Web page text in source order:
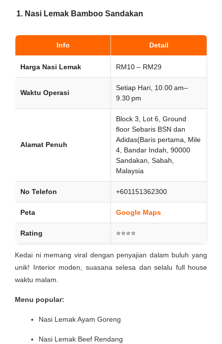
1. Nasi Lemak Bamboo Sandakan
Info Detail
Harga Nasi Lemak RM10 – RM29
Waktu Operasi
Setiap Hari, 10.00 am–
9.30 pm
Alamat Penuh
Block 3, Lot 6, Ground
floor Sebaris BSN dan
Adidas(Baris pertama, Mile
4, Bandar Indah, 90000
Sandakan, Sabah,
Malaysia
No Telefon +601151362300
Peta Google Maps
Rating ⭐⭐⭐⭐
Kedai ni memang viral dengan penyajian dalam buluh yang
unik! Interior moden, suasana selesa dan selalu full house
waktu malam.
Menu popular:
Nasi Lemak Ayam Goreng
Nasi Lemak Beef Rendang